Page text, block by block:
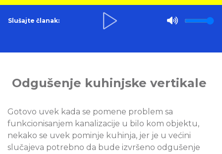
Slušajte članak:
Odgušenje kuhinjske vertikale
Gotovo uvek kada se pomene problem sa
funkcionisanjem kanalizacije u bilo kom objektu,
nekako se uvek pominje kuhinja, jer je u većini
slučajeva potrebno da bude izvršeno odgušenje